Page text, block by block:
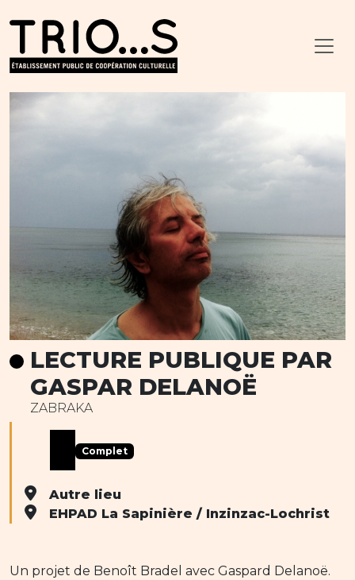
LECTURE PUBLIQUE PAR
GASPAR DELANOË
ZABRAKA
Complet
Autre lieu
EHPAD La Sapinière / Inzinzac-Lochrist
Un projet de Benoît Bradel avec Gaspard Delanoë.